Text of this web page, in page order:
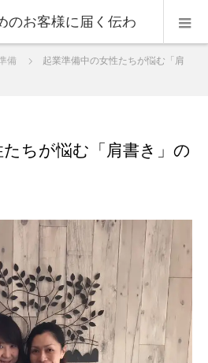
のお客様に届く伝わ
備
起業準備中の女性たちが悩む「肩
ちが悩む「肩書き」の